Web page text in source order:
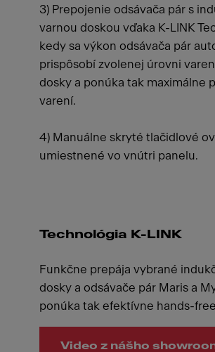
3) Prepojenie odsávača pár s
varnou doskou vďaka K-LINK
kedy sa výkon odsávača pár
prispôsobí zvolenej úrovni
dosky a ponúka tak maximálne
varení.
4) Manuálne skryté tlačidlové
umiestnené vo vnútri panelu.
Technológia K-LINK
Funkčne prepája vybrané
dosky a odsávače pár Maris a
ponúka tak efektívne hands-
Video z nášho